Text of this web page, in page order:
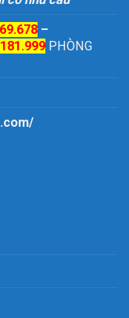
–
PHÒNG